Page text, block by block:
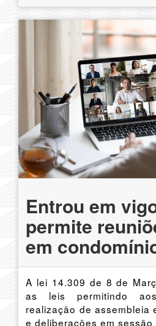
Entrou em
permite
em
A lei 14.309 de 8 de
as leis permitindo
realização de assembleia
e deliberações em sessão